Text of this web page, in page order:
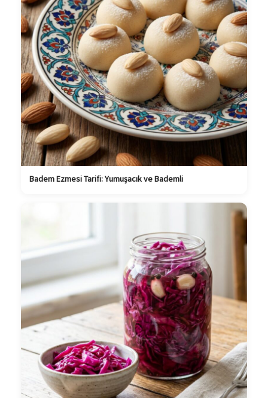
Badem Ezmesi Tarifi: Yumuşacık ve Bademli